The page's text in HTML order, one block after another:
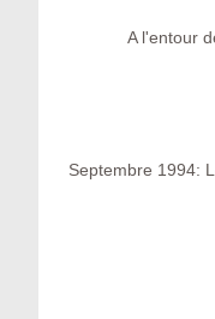
A l'entour
Septembre 1994: